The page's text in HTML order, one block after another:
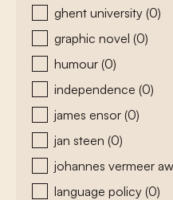
ghent university (0)
graphic novel (0)
humour (0)
independence (0)
james ensor (0)
jan steen (0)
johannes vermeer
language policy (0)